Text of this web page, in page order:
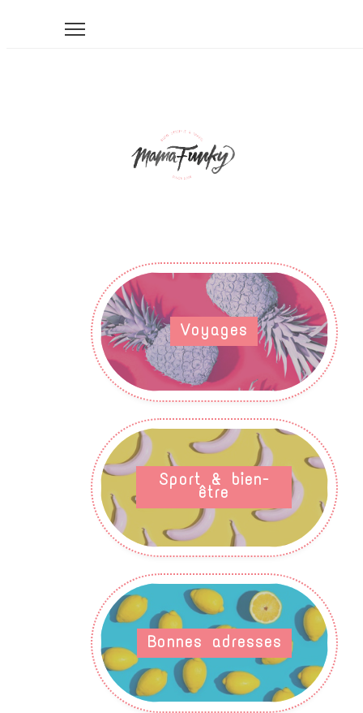
Voyages
Sport & bien-
être
Bonnes adresses